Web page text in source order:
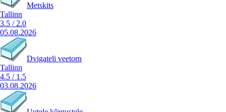
Metskits
Tallinn
3.5 / 2.0
05.08.2026
Dvigateli veetorn
Tallinn
4.5 / 1.5
03.08.2026